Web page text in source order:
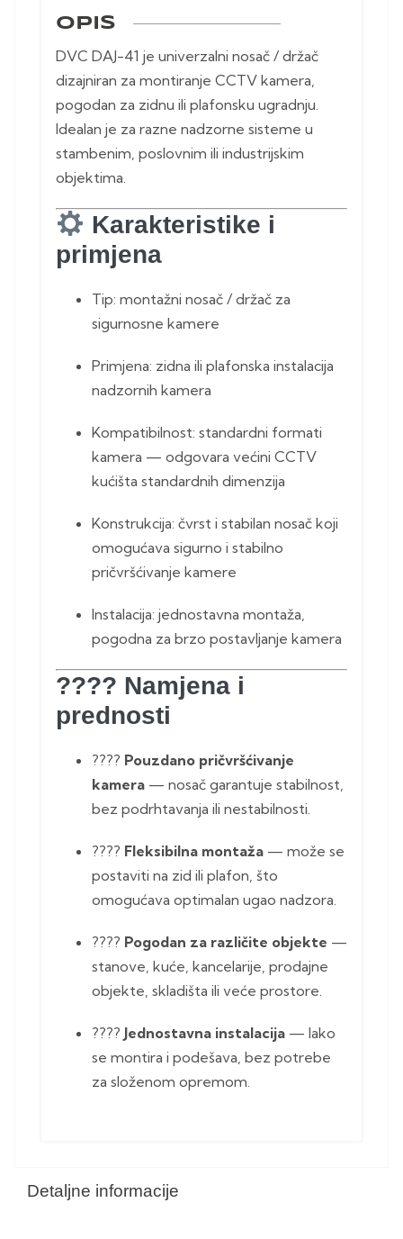
Detaljne informacije
OPIS
DVC DAJ-41 je univerzalni nosač / držač
dizajniran za montiranje CCTV kamera,
pogodan za zidnu ili plafonsku ugradnju.
Idealan je za razne nadzorne sisteme u
stambenim, poslovnim ili industrijskim
objektima.
Karakteristike i
primjena
Tip: montažni nosač / držač za
sigurnosne kamere
Primjena: zidna ili plafonska instalacija
nadzornih kamera
Kompatibilnost: standardni formati
kamera — odgovara većini CCTV
kućišta standardnih dimenzija
Konstrukcija: čvrst i stabilan nosač koji
omogućava sigurno i stabilno
pričvršćivanje kamere
Instalacija: jednostavna montaža,
pogodna za brzo postavljanje kamera
???? Namjena i
prednosti
????️ Pouzdano pričvršćivanje
kamera — nosač garantuje stabilnost,
bez podrhtavanja ili nestabilnosti.
???? Fleksibilna montaža — može se
postaviti na zid ili plafon, što
omogućava optimalan ugao nadzora.
???? Pogodan za različite objekte —
stanove, kuće, kancelarije, prodajne
objekte, skladišta ili veće prostore.
???? Jednostavna instalacija — lako
se montira i podešava, bez potrebe
za složenom opremom.